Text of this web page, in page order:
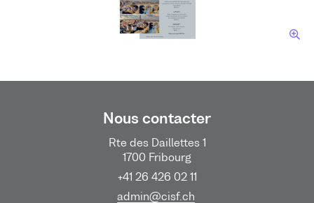
Nous contacter
Rte des Daillettes 1
1700 Fribourg
+41 26 426 02 11
admin@cisf.ch